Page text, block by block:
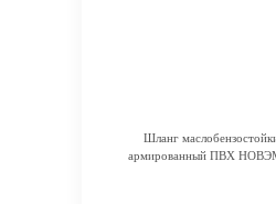
Шланг
армированный ПВХ